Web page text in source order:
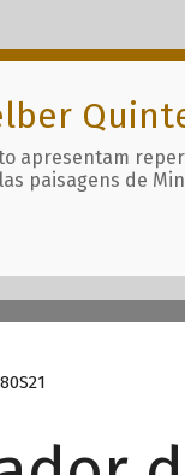
apresentam
paisagens de